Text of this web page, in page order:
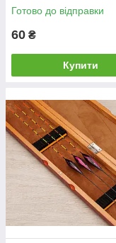
Готово до відправки
60 ₴
Купити